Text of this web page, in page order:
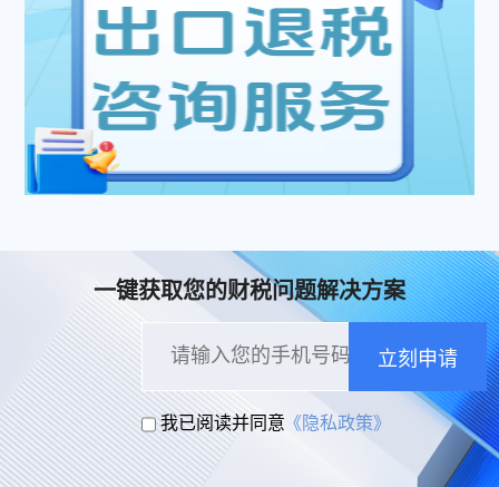
一键获取您的财税问题解决方案
立刻申请
我已阅读并同意 《隐私政策》